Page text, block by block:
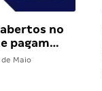
no
pagam…
de Maio